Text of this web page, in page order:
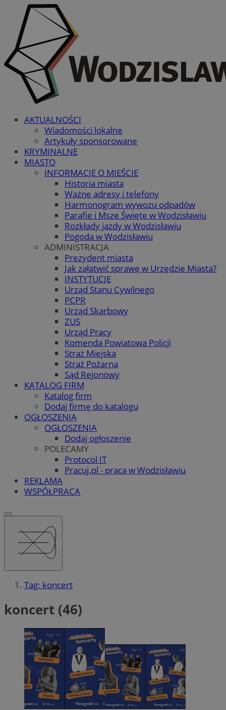
AKTUALNOŚCI
Wiadomości lokalne
Artykuły sponsorowane
KRYMINALNE
MIASTO
INFORMACJE O MIEŚCIE
Historia miasta
Ważne adresy i telefony
Harmonogram wywozu odpadów
Parafie i Msze Święte w Wodzisławiu
Rozkłady jazdy w Wodzisławiu
Pogoda w Wodzisławiu
ADMINISTRACJA
Prezydent miasta
Jak załatwić sprawę w Urzędzie Miasta?
INSTYTUCJE
Urząd Stanu Cywilnego
PCPR
Urząd Skarbowy
ZUS
Urząd Pracy
Komenda Powiatowa Policji
Straż Miejska
Straż Pożarna
Sąd Rejonowy
KATALOG FIRM
Katalog firm
Dodaj firmę do katalogu
OGŁOSZENIA
OGŁOSZENIA
Dodaj ogłoszenie
POLECAMY
Protocol IT
Pracuj.pl - praca w Wodzisławiu
REKLAMA
WSPÓŁPRACA
Tag: koncert
koncert (46)